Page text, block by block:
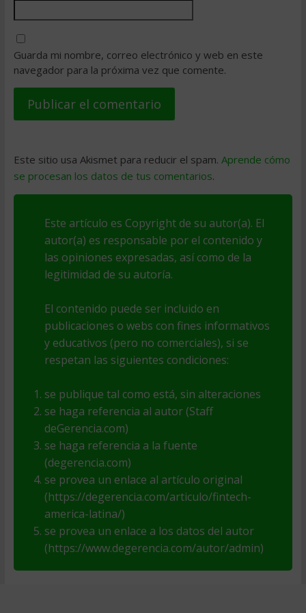
Guarda mi nombre, correo electrónico y web en este
navegador para la próxima vez que comente.
Este sitio usa Akismet para reducir el spam. Aprende cómo
se procesan los datos de tus comentarios.
Este artículo es Copyright de su autor(a). El
autor(a) es responsable por el contenido y
las opiniones expresadas, así como de la
legitimidad de su autoría.
El contenido puede ser incluido en
publicaciones o webs con fines informativos
y educativos (pero no comerciales), si se
respetan las siguientes condiciones:
se publique tal como está, sin alteraciones
se haga referencia al autor (Staff
deGerencia.com)
se haga referencia a la fuente
(degerencia.com)
se provea un enlace al artículo original
(https://degerencia.com/articulo/fintech-
america-latina/)
se provea un enlace a los datos del autor
(https://www.degerencia.com/autor/admin)